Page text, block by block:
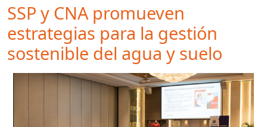
SSP y CNA promueven
estrategias para la gestión
sostenible del agua y suelo